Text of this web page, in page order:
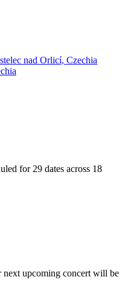
nad Orlicí, Czechia
for 29 dates across 18
next upcoming concert will be